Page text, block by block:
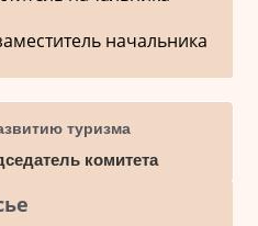
начальника
туризма
комитета